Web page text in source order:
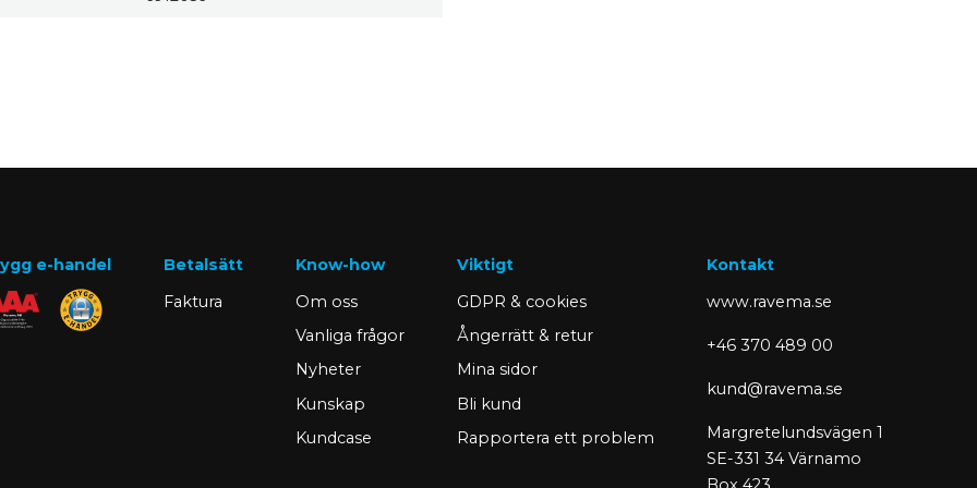
e-handel
Betalsätt
Faktura
Know-how
Om oss
Vanliga frågor
Nyheter
Kunskap
Kundcase
Viktigt
GDPR & cookies
Ångerrätt & retur
Mina sidor
Bli kund
Rapportera ett problem
Kontakt
www.ravema.se
+46 370 489 00
kund@ravema.se
Margretelundsvägen 1
SE-331 34 Värnamo